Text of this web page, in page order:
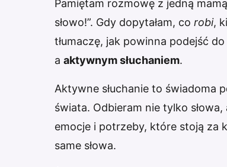
Pamiętam rozmowę z jedną
słowo!”. Gdy dopytałam, co robi,
tłumaczę, jak powinna podejść
a aktywnym słuchaniem.
Aktywne słuchanie to świadoma
świata. Odbieram nie tylko
emocje i potrzeby, które stoją za
same słowa.